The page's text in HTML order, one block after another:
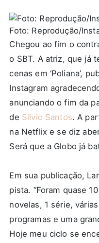
Foto: Reprodução/
Chegou ao fim o
o SBT. A atriz, que já
cenas em ‘Poliana’,
Instagram
anunciando o fim da
de Silvio Santos. A
na Netflix e se diz
Será que a Globo já
Em sua publicação,
pista. “Foram quase
novelas, 1 série,
programas e uma
Hoje meu ciclo se